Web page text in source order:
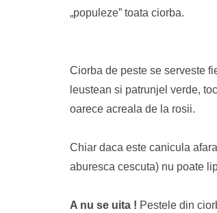
„populeze” toata ciorba.
Ciorba de peste se serveste
leustean si patrunjel verde,
oarece acreala de la rosii.
Chiar daca este canicula
aburesca cescuta) nu poate
A nu se uita ! Pestele din